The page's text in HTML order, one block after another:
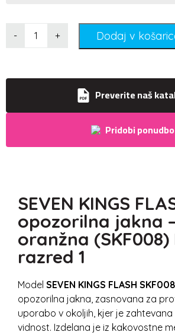
- + Dodaj v
Preverite naš
Pridobi ponudbo
SEVEN KINGS
opozorilna jakna –
oranžna (SKF008)
razred 1
Model SEVEN KINGS FLASH SKF008
opozorilna jakna, zasnovana za
uporabo v okoljih, kjer je
vidnost. Izdelana je iz kakovostne